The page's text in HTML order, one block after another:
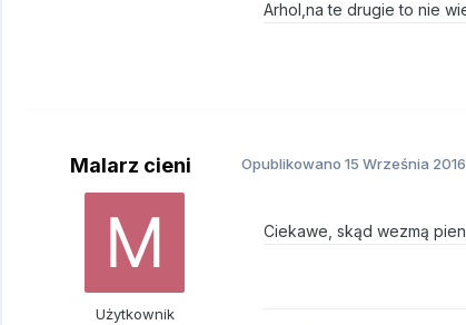
Arhol,na te drugie to nie
Malarz cieni
Użytkownik
Opublikowano 15 Września 2016
Ciekawe, skąd wezmą